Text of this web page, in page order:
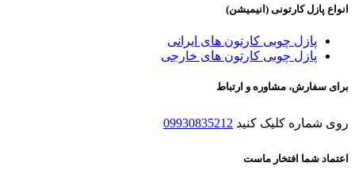
انواع پازل کارتونی (انیمیشن)
پازل چوبی کارتون های ایرانی
پازل چوبی کارتون های خارجی
برای سفارش، مشاوره و ارتباط
روی شماره کلیک کنید 09930835212
اعتماد شما افتخار ماست